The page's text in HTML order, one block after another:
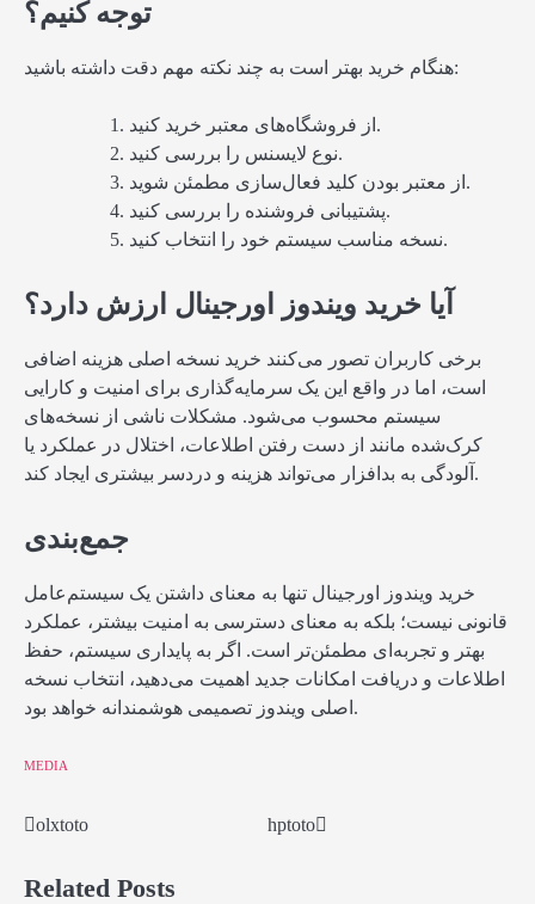
توجه کنیم؟
هنگام خرید بهتر است به چند نکته مهم دقت داشته باشید:
از فروشگاه‌های معتبر خرید کنید.
نوع لایسنس را بررسی کنید.
از معتبر بودن کلید فعال‌سازی مطمئن شوید.
پشتیبانی فروشنده را بررسی کنید.
نسخه مناسب سیستم خود را انتخاب کنید.
آیا خرید ویندوز اورجینال ارزش دارد؟
برخی کاربران تصور می‌کنند خرید نسخه اصلی هزینه اضافی
است، اما در واقع این یک سرمایه‌گذاری برای امنیت و کارایی
سیستم محسوب می‌شود. مشکلات ناشی از نسخه‌های
کرک‌شده مانند از دست رفتن اطلاعات، اختلال در عملکرد یا
آلودگی به بدافزار می‌تواند هزینه و دردسر بیشتری ایجاد کند.
جمع‌بندی
خرید ویندوز اورجینال تنها به معنای داشتن یک سیستم‌عامل
قانونی نیست؛ بلکه به معنای دسترسی به امنیت بیشتر، عملکرد
بهتر و تجربه‌ای مطمئن‌تر است. اگر به پایداری سیستم، حفظ
اطلاعات و دریافت امکانات جدید اهمیت می‌دهید، انتخاب نسخه
اصلی ویندوز تصمیمی هوشمندانه خواهد بود.
MEDIA
Post
navigation
olxtoto hptoto
Related Posts